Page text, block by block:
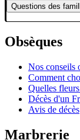
Questions des
Obsèques
Nos conseils
Comment
Quelles
Décès d'un
Avis de décès
Marbrerie